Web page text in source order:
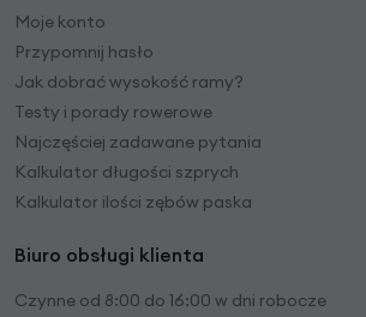
Moje konto
Przypomnij hasło
Jak dobrać wysokość ramy?
Testy i porady rowerowe
Najczęściej zadawane pytania
Kalkulator długości szprych
Kalkulator ilości zębów paska
Biuro obsługi klienta
Czynne od 8:00 do 16:00 w dni robocze